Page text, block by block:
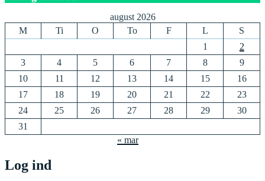
august 2026
M
Ti O To F L
S
1
2
3
4 5 6 7 8
9
10
11 12 13 14 15
16
17
18 19 20 21 22
23
24
25 26 27 28 29
30
31
« mar
Log ind